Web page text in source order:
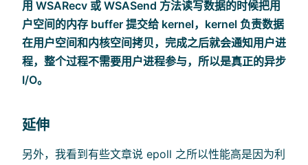
用 WSARecv 或 WSASend 方法读写数据的时候把用
户空间的内存 buffer 提交给 kernel，kernel 负责数据
在用户空间和内核空间拷贝，完成之后就会通知用户进
程，整个过程不需要用户进程参与，所以是真正的异步
I/O。
延伸
另外，我看到有些文章说 epoll 之所以性能高是因为利